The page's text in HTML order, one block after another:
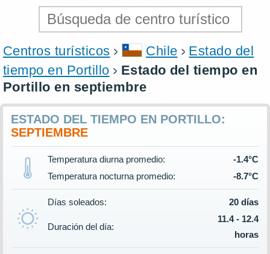
Centros turísticos Chile
Estado del
tiempo en Portillo
Estado del tiempo en
Portillo en septiembre
ESTADO DEL TIEMPO EN PORTILLO:
SEPTIEMBRE
Temperatura diurna promedio:
-1.4°C
Temperatura nocturna promedio:
-8.7°C
Días soleados: 20 días
Duración del día:
11.4 - 12.4
horas